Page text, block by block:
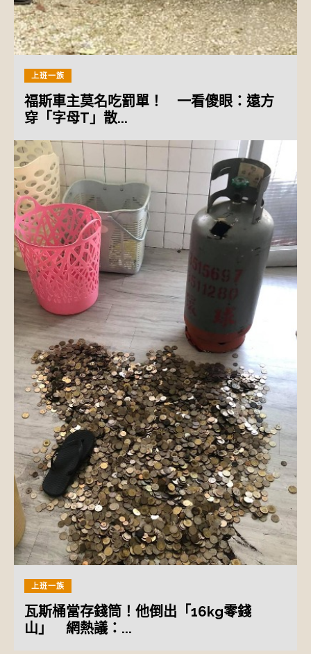
上班一族
福斯車主莫名吃罰單！ 一看傻眼：遠方
穿「字母T」散...
上班一族
瓦斯桶當存錢筒！他倒出「16kg零錢
山」 網熱議：...